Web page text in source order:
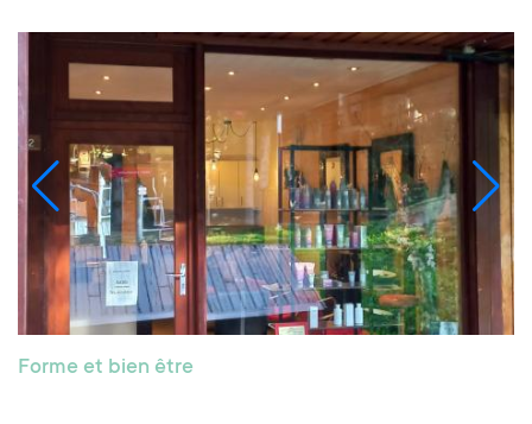
Forme et bien être